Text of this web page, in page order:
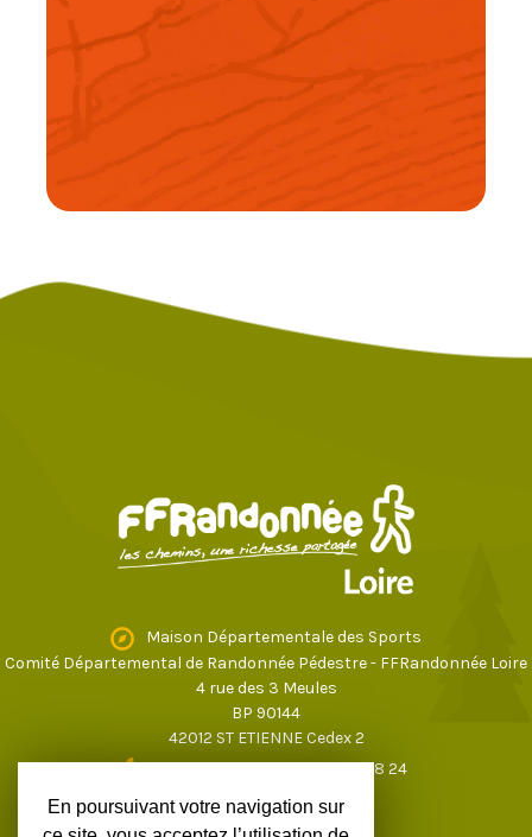
Maison Départementale des Sports
Comité Départemental de Randonnée Pédestre - FFRandonnée Loire
4 rue des 3 Meules
BP 90144
42012 ST ETIENNE Cedex 2
04 77 43 59 17ou04 77 37 28 24
loire@ffrandonnee.fr
En poursuivant votre navigation sur